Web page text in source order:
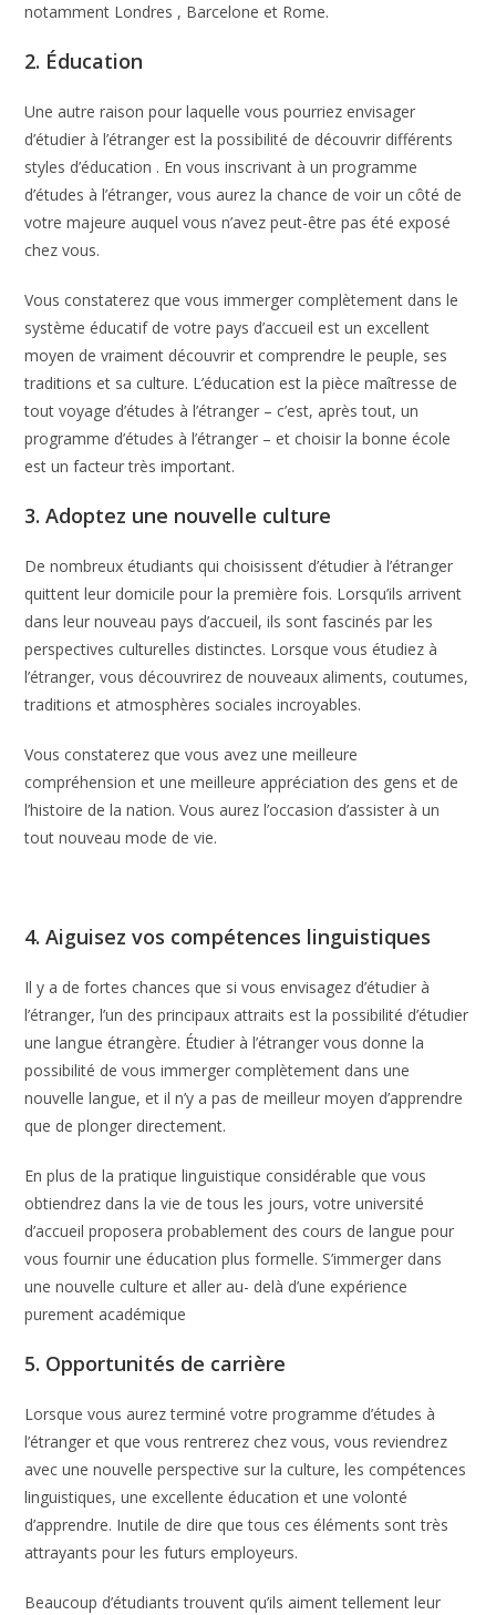
notamment Londres , Barcelone et Rome.
2. Éducation
Une autre raison pour laquelle vous pourriez envisager
d’étudier à l’étranger est la possibilité de découvrir différents
styles d’éducation . En vous inscrivant à un programme
d’études à l’étranger, vous aurez la chance de voir un côté de
votre majeure auquel vous n’avez peut-être pas été exposé
chez vous.
Vous constaterez que vous immerger complètement dans le
système éducatif de votre pays d’accueil est un excellent
moyen de vraiment découvrir et comprendre le peuple, ses
traditions et sa culture. L’éducation est la pièce maîtresse de
tout voyage d’études à l’étranger – c’est, après tout, un
programme d’études à l’étranger – et choisir la bonne école
est un facteur très important.
3. Adoptez une nouvelle culture
De nombreux étudiants qui choisissent d’étudier à l’étranger
quittent leur domicile pour la première fois. Lorsqu’ils arrivent
dans leur nouveau pays d’accueil, ils sont fascinés par les
perspectives culturelles distinctes. Lorsque vous étudiez à
l’étranger, vous découvrirez de nouveaux aliments, coutumes,
traditions et atmosphères sociales incroyables.
Vous constaterez que vous avez une meilleure
compréhension et une meilleure appréciation des gens et de
l’histoire de la nation. Vous aurez l’occasion d’assister à un
tout nouveau mode de vie.
4. Aiguisez vos compétences linguistiques
Il y a de fortes chances que si vous envisagez d’étudier à
l’étranger, l’un des principaux attraits est la possibilité d’étudier
une langue étrangère. Étudier à l’étranger vous donne la
possibilité de vous immerger complètement dans une
nouvelle langue, et il n’y a pas de meilleur moyen d’apprendre
que de plonger directement.
En plus de la pratique linguistique considérable que vous
obtiendrez dans la vie de tous les jours, votre université
d’accueil proposera probablement des cours de langue pour
vous fournir une éducation plus formelle. S’immerger dans
une nouvelle culture et aller au- delà d’une expérience
purement académique
5. Opportunités de carrière
Lorsque vous aurez terminé votre programme d’études à
l’étranger et que vous rentrerez chez vous, vous reviendrez
avec une nouvelle perspective sur la culture, les compétences
linguistiques, une excellente éducation et une volonté
d’apprendre. Inutile de dire que tous ces éléments sont très
attrayants pour les futurs employeurs.
Beaucoup d’étudiants trouvent qu’ils aiment tellement leur